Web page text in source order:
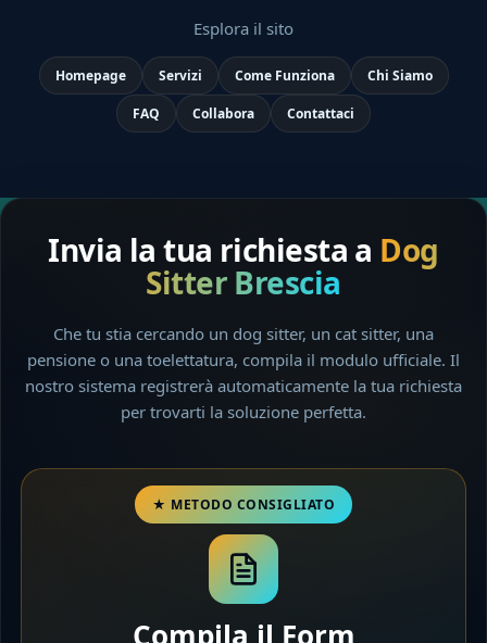
Esplora il sito
Homepage Servizi Come Funziona Chi Siamo
FAQ Collabora Contattaci
Invia la tua richiesta a Dog
Sitter Brescia
Che tu stia cercando un dog sitter, un cat sitter, una
pensione o una toelettatura, compila il modulo ufficiale. Il
nostro sistema registrerà automaticamente la tua richiesta
per trovarti la soluzione perfetta.